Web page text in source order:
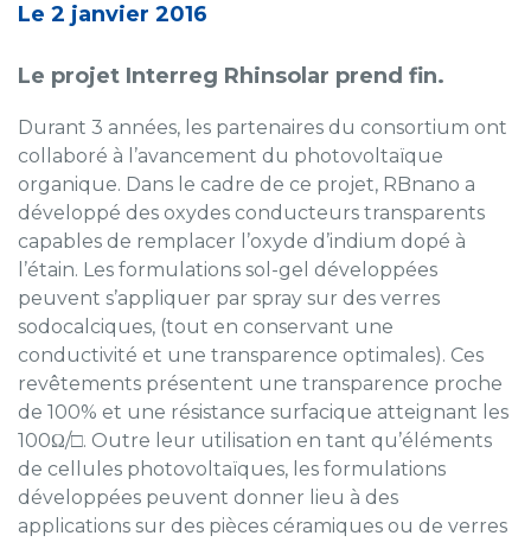
Le 2 janvier 2016
Le projet Interreg Rhinsolar prend fin.
Durant 3 années, les partenaires du consortium ont
collaboré à l’avancement du photovoltaïque
organique. Dans le cadre de ce projet, RBnano a
développé des oxydes conducteurs transparents
capables de remplacer l’oxyde d’indium dopé à
l’étain. Les formulations sol-gel développées
peuvent s’appliquer par spray sur des verres
sodocalciques, (tout en conservant une
conductivité et une transparence optimales). Ces
revêtements présentent une transparence proche
de 100% et une résistance surfacique atteignant les
100Ω/□. Outre leur utilisation en tant qu’éléments
de cellules photovoltaïques, les formulations
développées peuvent donner lieu à des
applications sur des pièces céramiques ou de verres